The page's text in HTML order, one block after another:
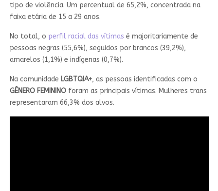
tipo de violência. Um percentual de 65,2%, concentrada na
faixa etária de 15 a 29 anos.
No total, o perfil racial das vítimas é majoritariamente de
pessoas negras (55,6%), seguidos por brancos (39,2%),
amarelos (1,1%) e indígenas (0,7%).
Na comunidade LGBTQIA+, as pessoas identificadas com o
GÊNERO FEMININOforam as principais vítimas. Mulheres trans
representaram 66,3% dos alvos.